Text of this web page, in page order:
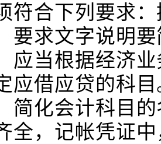
符合下列要求
要求文字说明
应当根据经济
应借应贷的科
简化会计科目
全，记帐凭证